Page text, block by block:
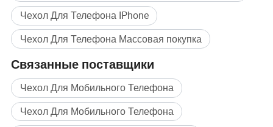
Чехол Для Телефона IPhone
Чехол Для Телефона Массовая покупка
Связанные поставщики
Чехол Для Мобильного Телефона
Чехол Для Мобильного Телефона